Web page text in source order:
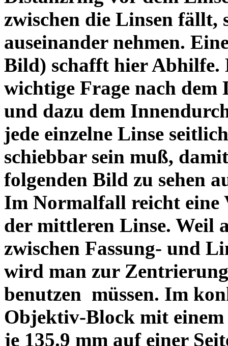
zwischen die Linsen fällt,
auseinander nehmen.
Bild) schafft hier Abhilfe.
wichtige Frage nach dem
und dazu dem
jede einzelne Linse
schiebbar sein muß,
folgenden Bild zu sehen
Im Normalfall reicht eine
der mittleren Linse. Weil
zwischen Fassung- und
wird man zur
benutzen müssen. Im
Objektiv-Block mit einem
je 135.9 mm auf einer